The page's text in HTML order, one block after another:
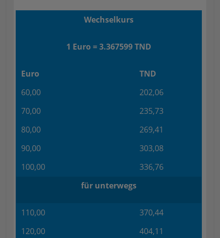
Wechselkurs
1 Euro = 3.367599 TND
Euro
TND
60,00
202,06
70,00
235,73
80,00
269,41
90,00
303,08
100,00
336,76
für unterwegs
110,00
370,44
120,00
404,11